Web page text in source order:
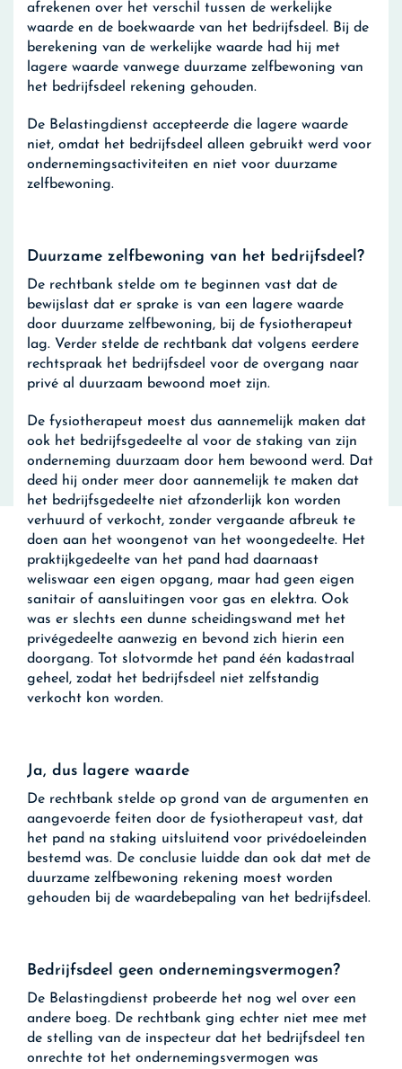
afrekenen over het verschil tussen de werkelijke
waarde en de boekwaarde van het bedrijfsdeel. Bij de
berekening van de werkelijke waarde had hij met
lagere waarde vanwege duurzame zelfbewoning van
het bedrijfsdeel rekening gehouden.
De Belastingdienst accepteerde die lagere waarde
niet, omdat het bedrijfsdeel alleen gebruikt werd voor
ondernemingsactiviteiten en niet voor duurzame
zelfbewoning.
Duurzame zelfbewoning van het bedrijfsdeel?
De rechtbank stelde om te beginnen vast dat de
bewijslast dat er sprake is van een lagere waarde
door duurzame zelfbewoning, bij de fysiotherapeut
lag. Verder stelde de rechtbank dat volgens eerdere
rechtspraak het bedrijfsdeel voor de overgang naar
privé al duurzaam bewoond moet zijn.
De fysiotherapeut moest dus aannemelijk maken dat
ook het bedrijfsgedeelte al voor de staking van zijn
onderneming duurzaam door hem bewoond werd. Dat
deed hij onder meer door aannemelijk te maken dat
het bedrijfsgedeelte niet afzonderlijk kon worden
verhuurd of verkocht, zonder vergaande afbreuk te
doen aan het woongenot van het woongedeelte. Het
praktijkgedeelte van het pand had daarnaast
weliswaar een eigen opgang, maar had geen eigen
sanitair of aansluitingen voor gas en elektra. Ook
was er slechts een dunne scheidingswand met het
privégedeelte aanwezig en bevond zich hierin een
doorgang. Tot slotvormde het pand één kadastraal
geheel, zodat het bedrijfsdeel niet zelfstandig
verkocht kon worden.
Ja, dus lagere waarde
De rechtbank stelde op grond van de argumenten en
aangevoerde feiten door de fysiotherapeut vast, dat
het pand na staking uitsluitend voor privédoeleinden
bestemd was. De conclusie luidde dan ook dat met de
duurzame zelfbewoning rekening moest worden
gehouden bij de waardebepaling van het bedrijfsdeel.
Bedrijfsdeel geen ondernemingsvermogen?
De Belastingdienst probeerde het nog wel over een
andere boeg. De rechtbank ging echter niet mee met
de stelling van de inspecteur dat het bedrijfsdeel ten
onrechte tot het ondernemingsvermogen was